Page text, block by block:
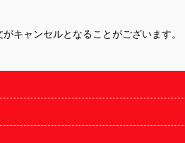
キャンセルとなることがございます。